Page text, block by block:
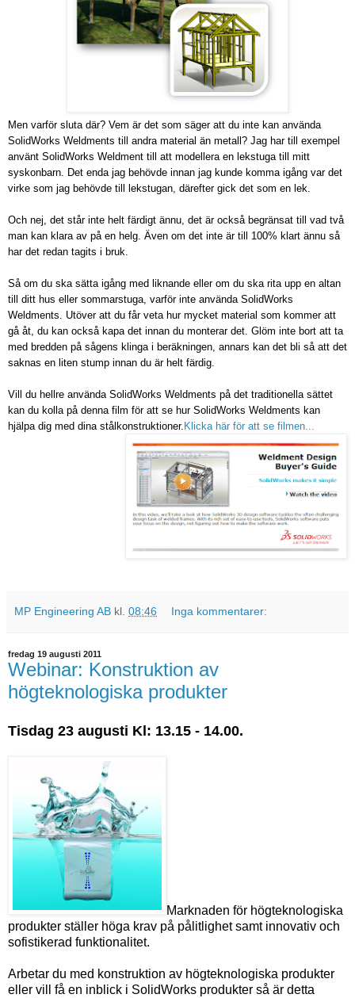
Men varför sluta där? Vem är det som säger att du inte kan använda
SolidWorks Weldments till andra material än metall? Jag har till exempel
använt SolidWorks Weldment till att modellera en lekstuga till mitt
syskonbarn. Det enda jag behövde innan jag kunde komma igång var det
virke som jag behövde till lekstugan, därefter gick det som en lek.
Och nej, det står inte helt färdigt ännu, det är också begränsat till vad två
man kan klara av på en helg. Även om det inte är till 100% klart ännu så
har det redan tagits i bruk.
Så om du ska sätta igång med liknande eller om du ska rita upp en altan
till ditt hus eller sommarstuga, varför inte använda SolidWorks
Weldments. Utöver att du får veta hur mycket material som kommer att
gå åt, du kan också kapa det innan du monterar det. Glöm inte bort att ta
med bredden på sågens klinga i beräkningen, annars kan det bli så att det
saknas en liten stump innan du är helt färdig.
Vill du hellre använda SolidWorks Weldments på det traditionella sättet
kan du kolla på denna film för att se hur SolidWorks Weldments kan
hjälpa dig med dina stålkonstruktioner. Klicka här för att se filmen...
MP Engineering AB kl. 08:46 Inga kommentarer:
fredag 19 augusti 2011
Webinar: Konstruktion av
högteknologiska produkter
Tisdag 23 augusti Kl: 13.15 - 14.00.
Marknaden för högteknologiska
produkter ställer höga krav på pålitlighet samt innovativ och
sofistikerad funktionalitet.
Arbetar du med konstruktion av högteknologiska produkter
eller vill få en inblick i SolidWorks produkter så är detta